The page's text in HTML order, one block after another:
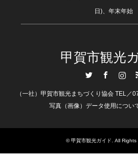
日)、年末年始
甲賀市観光
RSS
（一社）甲賀市観光まちづくり協会 TEL／
写真（画像）データ使用につい
©甲賀市観光ガイド . All